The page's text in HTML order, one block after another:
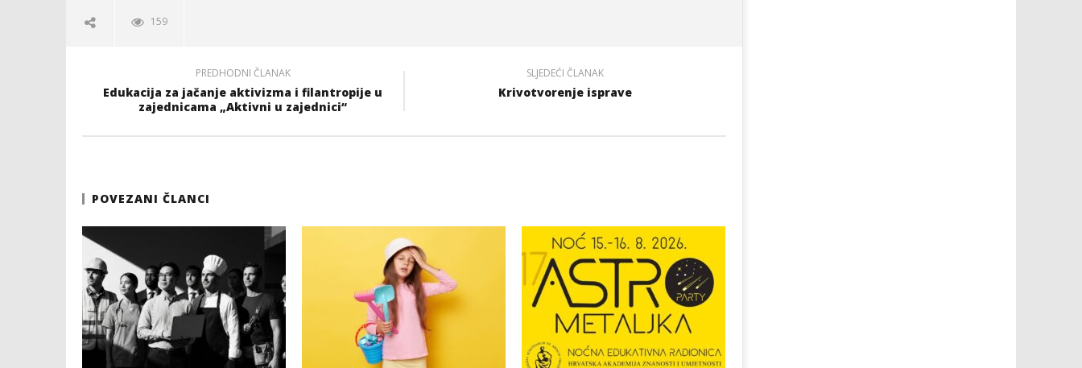
159
PREDHODNI ČLANAK
Edukacija za jačanje aktivizma i filantropije u
zajednicama „Aktivni u zajednici“
SLJEDEĆI ČLANAK
Krivotvorenje isprave
POVEZANI ČLANCI